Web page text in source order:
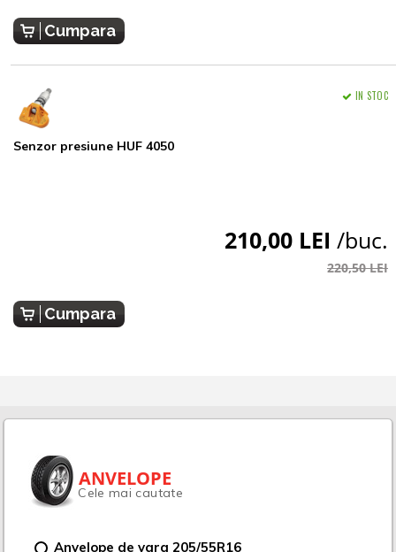
Cumpara
Senzor presiune HUF 4050
IN STOC
210,00 LEI /buc.
220,50 LEI
Cumpara
ANVELOPE
Cele mai cautate
Anvelope de vara 205/55R16